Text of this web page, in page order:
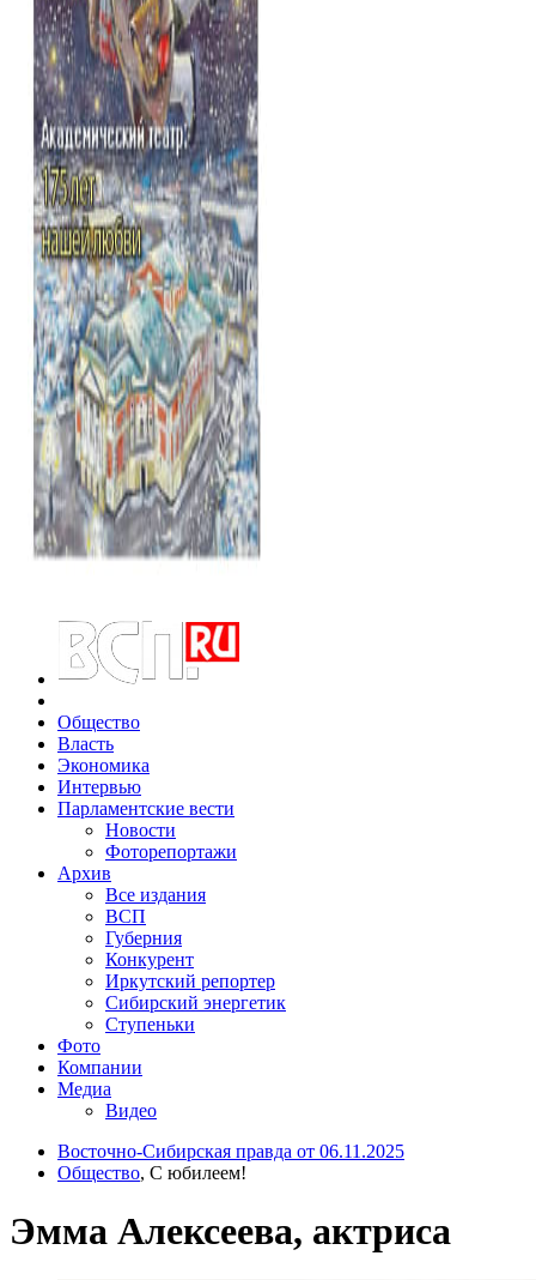
Общество
Власть
Экономика
Интервью
Парламентские вести
Новости
Фоторепортажи
Архив
Все издания
ВСП
Губерния
Конкурент
Иркутский репортер
Сибирский энергетик
Ступеньки
Фото
Компании
Медиа
Видео
Восточно-Сибирская правда от 06.11.2025
Общество, С юбилеем!
Эмма Алексеева, актриса